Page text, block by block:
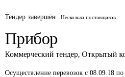
Тендер завершён Несколько поставщиков
Прибор
Коммерческий тендер, Открытый
Осуществление перевозок с 08.09.18